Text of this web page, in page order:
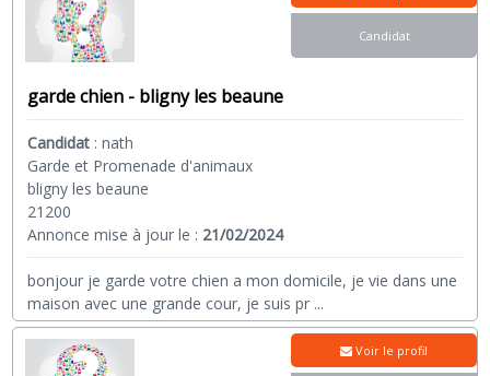
garde chien - bligny les beaune
Candidat :nath
Garde et Promenade d'animaux
bligny les beaune
21200
Annonce mise à jour le : 21/02/2024
bonjour je garde votre chien a mon domicile, je vie dans une
maison avec une grande cour, je suis pr ...
Candidat
Voir le profil